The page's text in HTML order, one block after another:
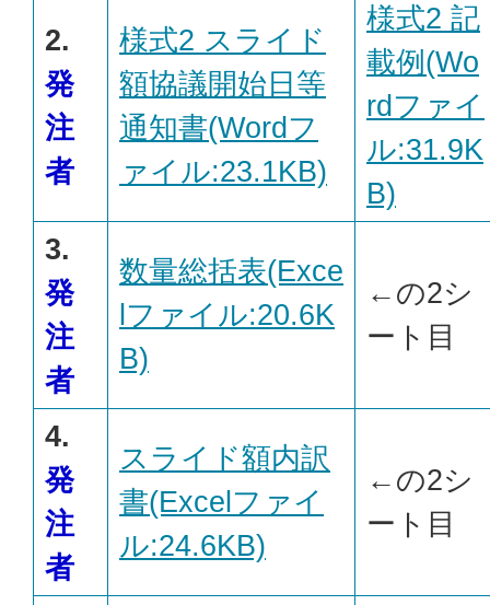
2.
発
注
者
様式2 スライド
額協議開始日等
通知書(Wordフ
ァイル:23.1KB)
様式2 記
載例(Wo
rdファイ
ル:31.9K
B)
3.
発
注
者
数量総括表(Exce
lファイル:20.6K
B)
←の2シ
ート目
4.
発
注
者
スライド額内訳
書(Excelファイ
ル:24.6KB)
←の2シ
ート目